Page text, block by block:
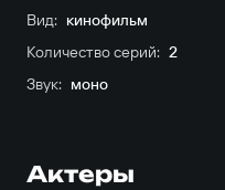
Вид: кинофильм
Количество серий: 2
Звук: моно
Актеры